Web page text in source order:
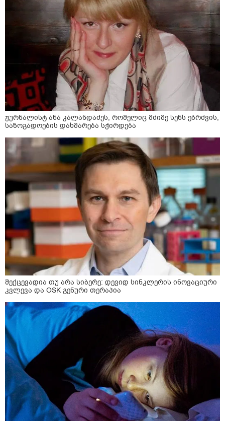
ჟურნალისტ ანა კალანდაძეს, რომელიც მძიმე სენს ებრძვის,
საზოგადოების დახმარება სჭირდება
შექცევადია თუ არა სიბერე: დევიდ სინკლერის ინოვაციური
კვლევა და OSK გენური თერაპია